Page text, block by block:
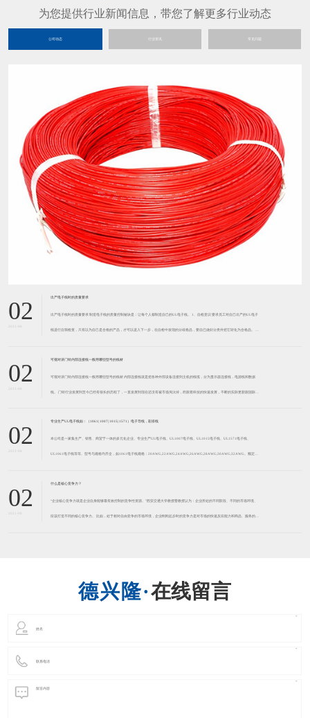
公司动态 行业资讯 常见问题
02
​出产电子线时的质量要求
出产电子线时的质量要求 制造电子线的质量控制秘诀是：让每个人都制造自己的UL电子线。 1、自检意识 要求员工对自己出产的UL电子
线进行自我检查，只有以为自己是合格的产品，才可以进入下一步，在自检中发现的分歧格品，要自已做好分类并把它转化为合格品。 厂
02
可视对讲门铃内部连接线一般用哪些型号的线材
可视对讲门铃内部连接线一般用哪些型号的线材 内部连接线就是把各种外部设备连接到主机的线缆，分为显示器连接线，电源线和数据
线。 门铃行业发展到至今已经有很长的历程了，一直发展到现在还没有被市场淘汰掉，而跟着科技的快速发展，不断的实际更新跟国际接
02
专业生产UL电子线如：（1061| 1007| 1015| 1571）电子导线，彩排线
本公司是一家集生产、销售、商贸于一体的多元化企业。专业生产UL电子线、UL1007电子线、UL1015电子线、UL1571电子线、
UL1061电子线等等。型号与规格均齐全，如1061电子线规格：20AWG,22AWG,24AWG,26AWG,28AWG,30AWG,32AWG。额定温
02
什么是核心竞争力？
“企业核心竞争力就是企业自身能够最有效控制的竞争性资源。”西安交通大学教授曹教授认为：企业所处的不同阶段、不同的市场环境、
应该打造不同的核心竞争力。 比如，处于相对自由竞争的市场环境，企业刚刚起步时的竞争力是对市场的快速反应能力和商品、服务的品
在线留言